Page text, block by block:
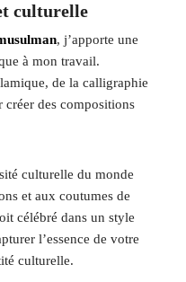
culturelle
, j’apporte une
à mon travail.
de la calligraphie
créer des compositions
culturelle du monde
et aux coutumes de
célébré dans un style
l’essence de votre
culturelle.